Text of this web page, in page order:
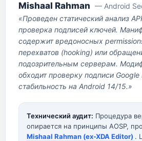
Mishaal Rahman — Android
«Проведен статический анализ
проверка подписей ключей.
содержит вредоносных
перехватов (hooking) или
подозрительным серверам.
обходит проверку подписи
стабильность на Android 14/15.»
Технический аудит: Процедура
опирается на принципы AOSP,
Mishaal Rahman (ex-XDA Editor) .